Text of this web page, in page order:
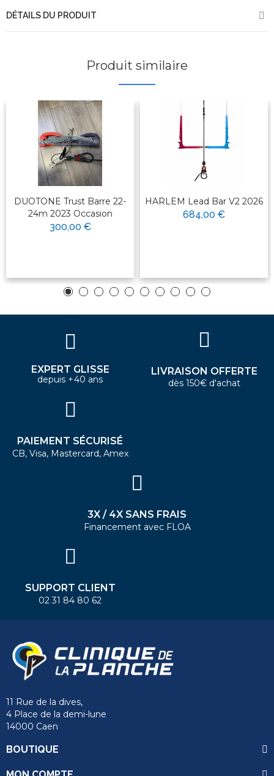
DÉTAILS DU PRODUIT
Produit similaire
DUOTONE Trust Barre 22-
24m 2023 Occasion
300,00 €
HARLEM Lead Bar V2 2026
684,00 €
EXPERT GLISSE
depuis +40 ans
LIVRAISON OFFERTE
dès 150€ d'achat
PAIEMENT SÉCURISÉ
CB, Visa, Mastercard, Amex
3X / 4X SANS FRAIS
Financement avec FLOA
SUPPORT CLIENT
02 31 84 80 62
11 Rue de la dives,
4 Place de la demi-lune
14000 Caen
BOUTIQUE